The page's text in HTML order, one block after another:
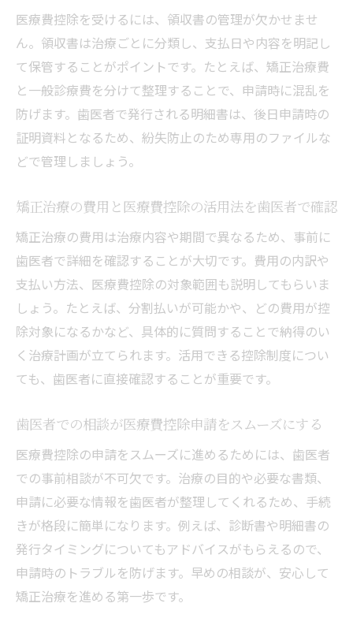
医療費控除を受けるには、領収書の管理が欠かせませ
ん。領収書は治療ごとに分類し、支払日や内容を明記し
て保管することがポイントです。たとえば、矯正治療費
と一般診療費を分けて整理することで、申請時に混乱を
防げます。歯医者で発行される明細書は、後日申請時の
証明資料となるため、紛失防止のため専用のファイルな
どで管理しましょう。
矯正治療の費用と医療費控除の活用法を歯医者で確認
矯正治療の費用は治療内容や期間で異なるため、事前に
歯医者で詳細を確認することが大切です。費用の内訳や
支払い方法、医療費控除の対象範囲も説明してもらいま
しょう。たとえば、分割払いが可能かや、どの費用が控
除対象になるかなど、具体的に質問することで納得のい
く治療計画が立てられます。活用できる控除制度につい
ても、歯医者に直接確認することが重要です。
歯医者での相談が医療費控除申請をスムーズにする
医療費控除の申請をスムーズに進めるためには、歯医者
での事前相談が不可欠です。治療の目的や必要な書類、
申請に必要な情報を歯医者が整理してくれるため、手続
きが格段に簡単になります。例えば、診断書や明細書の
発行タイミングについてもアドバイスがもらえるので、
申請時のトラブルを防げます。早めの相談が、安心して
矯正治療を進める第一歩です。